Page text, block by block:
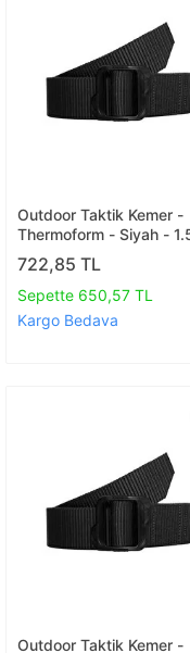
Outdoor Taktik Kemer -
Thermoform - Siyah -
Mm 130 Cm
722,85 TL
Sepette 650,57 TL
Kargo Bedava
Outdoor Taktik Kemer -